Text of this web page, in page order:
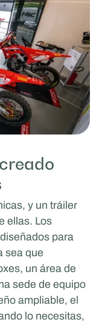
y un tráiler
ellas. Los
para
sea que
un área de
sede de equipo
ampliable, el
lo necesitas,